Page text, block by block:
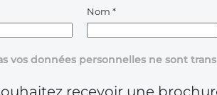
Nom *
vos données personnelles ne sont
recevoir une